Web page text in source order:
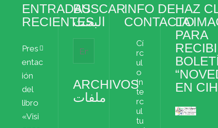
ENTRADAS
RECIENTES
Pres
entac
ión
del
libro
«Visi
BUSCAR
البحث
ARCHIVOS
ملفات
INFO DE
CONTACTO
Cí
rc
ul
o
In
te
rc
ul
tu
HAZ
LA
PARA
EN